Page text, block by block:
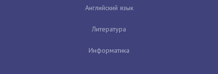
Английский язык
Литература
Информатика